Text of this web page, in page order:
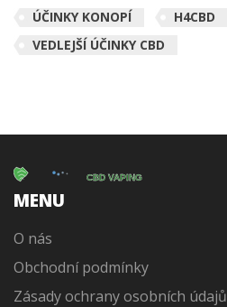
ÚČINKY KONOPÍ
H4CBD
VEDLEJŠÍ ÚČINKY CBD
MENU
O nás
Obchodní podmínky
Zásady ochrany osobních údajů